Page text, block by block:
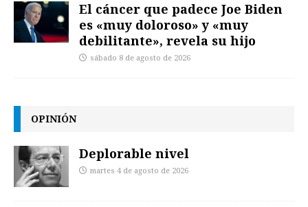
El cáncer que padece Joe Biden
es «muy doloroso» y «muy
debilitante», revela su hijo
sábado 8 de agosto de 2026
OPINIÓN
Deplorable nivel
martes 4 de agosto de 2026